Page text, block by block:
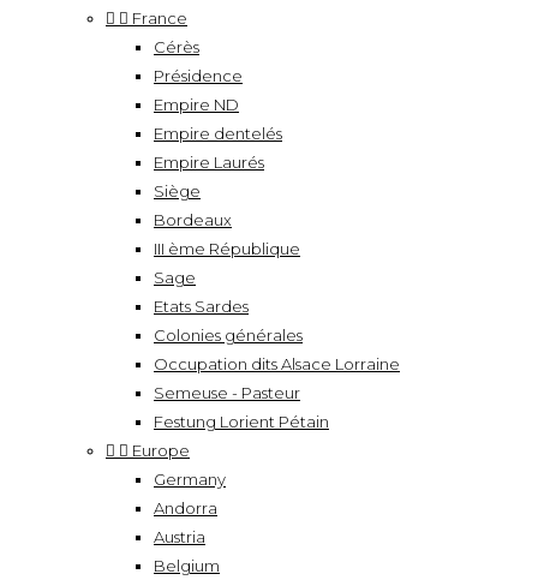
  France
Cérès
Présidence
Empire ND
Empire dentelés
Empire Laurés
Siège
Bordeaux
III ème République
Sage
Etats Sardes
Colonies générales
Occupation dits Alsace Lorraine
Semeuse - Pasteur
Festung Lorient Pétain
  Europe
Germany
Andorra
Austria
Belgium